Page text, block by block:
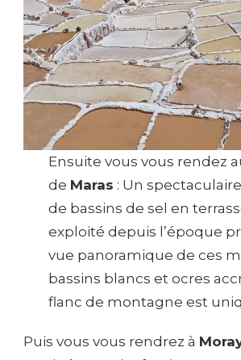
Ensuite vous vous rendez
de Maras : Un
de bassins de sel en
exploité depuis l’époque
vue panoramique de ces
bassins blancs et ocres
flanc de montagne est
Puis vous vous rendrez à